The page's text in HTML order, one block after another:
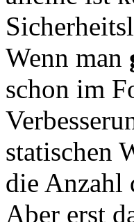
Wenn man
schon im
statischen
die Anzahl
Aber erst